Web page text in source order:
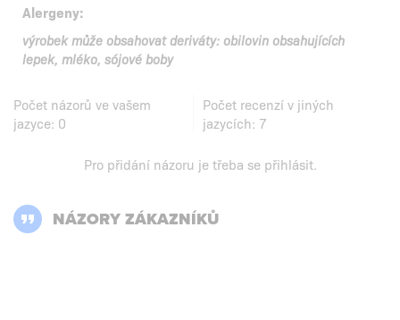
Alergeny:
výrobek může obsahovat deriváty: obilovin obsahujících
lepek, mléko, sójové boby
Počet názorů ve vašem
jazyce: 0
Počet recenzí v jiných
jazycích: 7
Pro přidání názoru je třeba se přihlásit.
NÁZORY ZÁKAZNÍKŮ